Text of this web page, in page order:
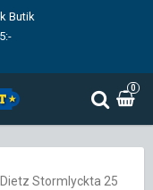
Butik
0
Dietz Stormlyckta 25